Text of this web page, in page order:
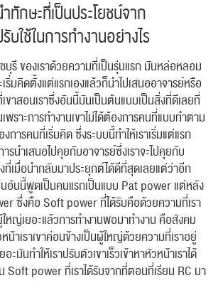
ทักษะที่เป็นประโยชน์จาก
บใช้ในการทำงานอย่างไร
บุรี ของเราด้วยความที่เป็นรุ่นแรก มันหล่อหลอม
เริ่มคิดตั้งแต่แรกเองแล้วก็นำไปเสนออาจารย์หรือ
าสอนเราซึ่งอันนี้มันเป็นต้นแบบเป็นสิ่งที่ดีเลยที่
เพราะการทำงานเขาไม่ได้ต้องการคนที่แบบทำตาม
การคนที่เริ่มคิด ซึ่งระบบนี้ทำให้เราเริ่มแต่แรก
รนำเสนอไปคุยกับอาจารย์ซึ่งเราจะไปคุยกับ
เมื่อนำกลับมาประยุกต์ได้ดีที่สุดเลยแต่ว่าอีก
อันนี้พูดเป็นคนแรกเป็นแบบ Pat powerแต่หลัง
ซึ่งคือ Soft power ที่ได้รับคือด้วยความที่เรา
ญ่เยอะแล้วการทำงานพอมาทำงาน คือสังคม
น้าเราเขาค่อนข้างเป็นผู้ใหญ่ด้วยความที่เราอยู่
ะมันทำให้เราปรับตัวเขาเร็วเข้าหาหัวหน้าเราได้
น Soft power ที่เราได้รับจากที่ตอนที่เรียน RC มา